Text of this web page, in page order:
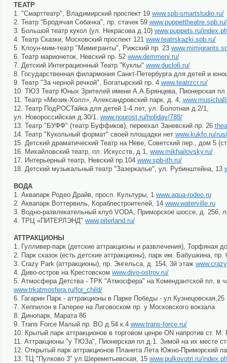
ТЕАТР
1. "Смарттеатр", Владимирский проспект 19 www.spb-smartstudio.ru/
2. Театр "Бродячая Собачка", пр. стачек 59 www.puppettheatre.spb.ru/
3. Большой театр кукол (ул. Некрасова д.10) www.puppets.ru/
4. Театр Сказки, Московский проспект 121 www.teatrskazki.spb.ru/
5. Клоун-мим-театр "Мимигранты", Рижский пр. 23
6. Театр марионеток, Невский пр. 52 www.demmeni.ru/
7. Детский Интеграционный Театр "Куклы" www.duclo6.ru/
8. Государственная филармония Санкт-Петербурга для детей и
9. Театр "За черной речкой", Богатырский пр. 4 www.teatrzcr.ru/
10. ТЮЗ Театр Юных Зрителей имени А.А.Брянцева, Пионерская
11. Театр «Мюзик-Холл», Александровский парк, д. 4,
12. Театр ПодРОСТайка для детей 1-4 лет, ул. Болотная д.2/1,
ул. Новороссийская д.30/1. www.nourost.ru/holiday/788/
13. Театр "БУФФ" (театр Буффиков), переехал Заневский пр. 26
14. Театр "Кукольный формат" своей площадки нет www.kukfo.ru/
15. Детский драматический Театр на Неве, Советский пер., дом 5
16. Михайловский театр, пл. Искусств, д.1, www.mikhailovsky.ru/
17. Интерьерный театр, Невский пр.104 www.spb-ith.ru/
18. Детский музыкальный театр "Зазеркалье", ул. Рубинштейна, 13
ВОДА
1. Аквапарк Родео Драйв, просп. Культуры, 1 www.aqua-rodeo.ru
2. Аквапарк Воттервиль, Кораблестроителей, 14 www.waterville.ru
3. Водно-развлекательный клуб VODA, Приморское шоссе, д. 256,
4. ТРЦ «ПИТЕРЛЭНД" www.piterland.ru/
АТТРАКЦИОНЫ
1. Гулливер-парк (детские аттракционы и развлечения),
2. Парк сказок (есть детские аттракционы), парк им. Бабушкина,
3. Crazy Park (аттракционы), пр. Энгельса, д. 154, 3й этаж
4. Диво-остров на Крестовском www.divo-ostrov.ru/
5. Атмосфера Детства - ТРК "Атмосфера" на Комендантской пл, в
www.trkatmosfera.ru/for_child/
6. Гагарин Парк - аттракционы в Парке Победы - ул.Кузнецовская,25
7. Хеппилон в Галерее на Лиговоском пр. у Московского вокзала
8. Динопарк, Марата 86
9. Trans Force Малый пр. ВО д.54 к.4 www.trans-force.ru/
10. Крытый парк аттракционов в торговом ценре ON напротив ст. М.
11. Аттракционы "у ТЮЗа", Пионерская пл.д.1. Зимой на их месте
12. Открытый парк аттракционов Планета Лета Южно-Приморский
13. ТЦ "Пулково 3" ул.Шереметьевская, 15 www.pulkovotri.ru/